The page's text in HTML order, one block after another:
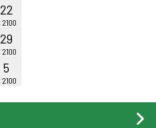
22
2100
29
2100
5
2100